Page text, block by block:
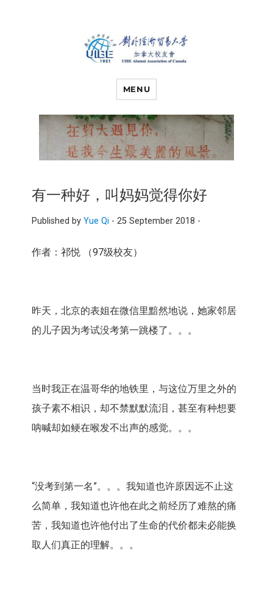
对外经济贸易
大学加拿大校
友会
MENU
有一种好，叫妈妈觉得你好
Published by Yue Qi - 25 September 2018 -
作者：祁悦 （97级校友）
昨天，北京的表姐在微信里黯然地说，她家邻居
的儿子因为考试没考第一跳楼了。。。
当时我正在温哥华的地铁里，与这位万里之外的
孩子素不相识，却不禁默默流泪，甚至有种想要
呐喊却如鲠在喉发不出声的感觉。。。
“没考到第一名”。。。我知道也许原因远不止这
么简单，我知道也许他在此之前经历了难熬的痛
苦，我知道也许他付出了生命的代价都未必能换
取人们真正的理解。。。